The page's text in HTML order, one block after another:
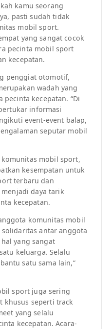
kamu seorang
pasti sudah tidak
mobil sport.
yang sangat cocok
pecinta mobil sport
kecepatan.
penggiat otomotif,
wadah yang
kecepatan. “Di
informasi
event-event balap,
seputar mobil
mobil sport,
kesempatan untuk
terbaru dan
daya tarik
kecepatan.
komunitas mobil
antar anggota
yang sangat
keluarga. Selalu
satu sama lain,”
sport juga sering
khusus seperti track
yang selalu
kecepatan. Acara-